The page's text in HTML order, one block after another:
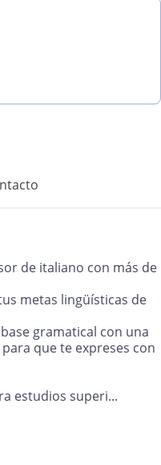
de italiano con más de
metas lingüísticas de
gramatical con una
que te expreses con
estudios superi...